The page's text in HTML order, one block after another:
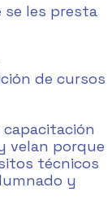
se les presta
de cursos
velan porque
técnicos
y